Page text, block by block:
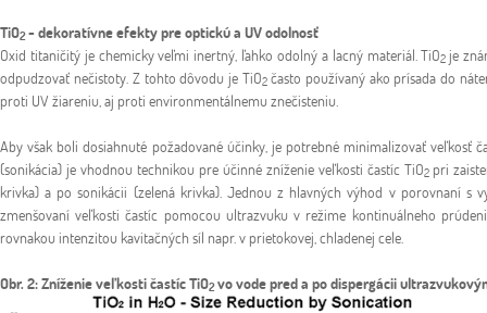
TiO2- dekoratívne efekty pre optickú a UV odolnosť
Oxid titaničitý je chemicky veľmi inertný, ľahko odolný a lacný materiál. TiO2je
odpudzovať nečistoty. Z tohto dôvodu je TiO2 často používaný ako prísada do
proti UV žiareniu, aj proti environmentálnemu znečisteniu.
Aby však boli dosiahnuté požadované účinky, je potrebné minimalizovať
(sonikácia) je vhodnou technikou pre účinné zníženie veľkosti častíc TiO2 pri
krivka) a po sonikácii (zelená krivka). Jednou z hlavných výhod v porovnaní s
zmenšovaní veľkosti častíc pomocou ultrazvuku v režime kontinuálneho
rovnakou intenzitou kavitačných síl napr. v prietokovej, chladenej cele.
Obr. 2: Zníženie veľkosti častíc TiO2vo vode pred a po dispergácii